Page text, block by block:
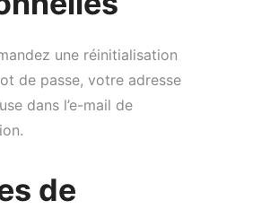
une réinitialisation
de passe, votre adresse
dans l’e-mail de
de